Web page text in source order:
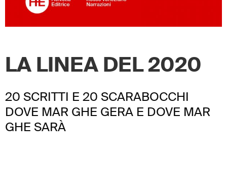
LA LINEA DEL 2020
20 SCRITTI E 20 SCARABOCCHI
DOVE MAR GHE GERA E DOVE MAR
GHE SARÀ